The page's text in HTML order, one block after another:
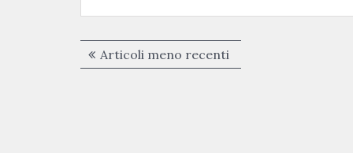
Navigazione
articoli
Articoli meno recenti